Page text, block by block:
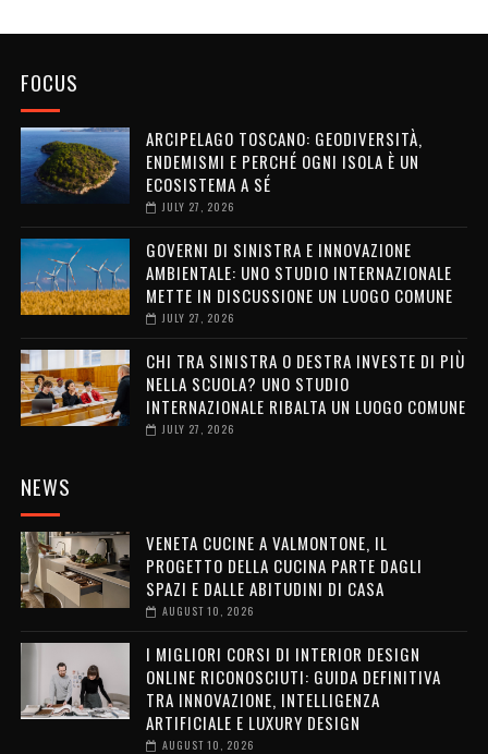
FOCUS
ARCIPELAGO TOSCANO: GEODIVERSITÀ,
ENDEMISMI E PERCHÉ OGNI ISOLA È UN
ECOSISTEMA A SÉ
JULY 27, 2026
GOVERNI DI SINISTRA E INNOVAZIONE
AMBIENTALE: UNO STUDIO INTERNAZIONALE
METTE IN DISCUSSIONE UN LUOGO COMUNE
JULY 27, 2026
CHI TRA SINISTRA O DESTRA INVESTE DI PIÙ
NELLA SCUOLA? UNO STUDIO
INTERNAZIONALE RIBALTA UN LUOGO COMUNE
JULY 27, 2026
NEWS
VENETA CUCINE A VALMONTONE, IL
PROGETTO DELLA CUCINA PARTE DAGLI
SPAZI E DALLE ABITUDINI DI CASA
AUGUST 10, 2026
I MIGLIORI CORSI DI INTERIOR DESIGN
ONLINE RICONOSCIUTI: GUIDA DEFINITIVA
TRA INNOVAZIONE, INTELLIGENZA
ARTIFICIALE E LUXURY DESIGN
AUGUST 10, 2026